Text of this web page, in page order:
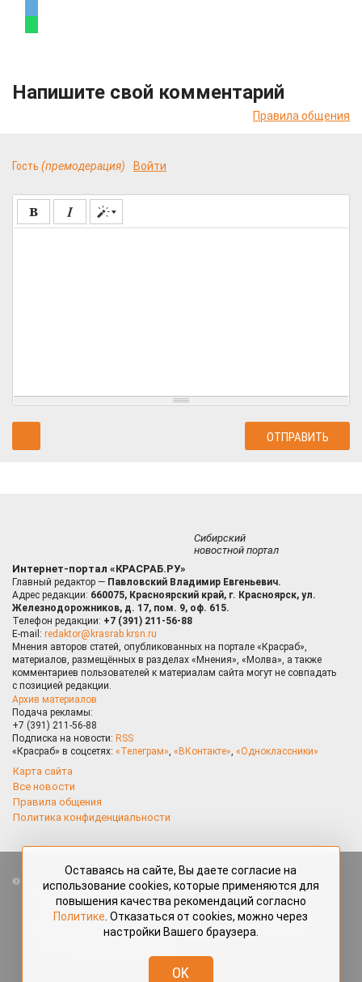
Напишите свой комментарий
Правила общения
Гость (премодерация) Войти
Сибирский
новостной портал
Интернет-портал «КРАСРАБ.РУ»
Главный редактор — Павловский Владимир Евгеньевич.
Адрес редакции: 660075, Красноярский край, г. Красноярск, ул.
Железнодорожников, д. 17, пом. 9, оф. 615.
Телефон редакции: +7 (391) 211-56-88
E-mail: redaktor@krasrab.krsn.ru
Мнения авторов статей, опубликованных на портале «Красраб»,
материалов, размещённых в разделах «Мнения», «Молва», а также
комментариев пользователей к материалам сайта могут не совпадать
с позицией редакции.
Архив материалов
Подача рекламы:
+7 (391) 211-56-88
Подписка на новости: RSS
«Красраб» в соцсетях: «Телеграм», «ВКонтакте», «Одноклассники»
Карта сайта
Все новости
Правила общения
Политика конфиденциальности
Все права защищены. Любые материалы, размещённые на портале
«Красраб.ру» сотрудниками редакции, нештатными авторами
и читателями, являются объектами авторского права. Полное или
частичное использование материалов, размещённых на портале
«Красраб.ру», допускается только с письменного согласия редакции
redaktor@krasrab.krsn.ru.
Оставаясь на сайте, Вы даете согласие на
использование cookies, которые применяются для
повышения качества рекомендаций согласно
Политике . Отказаться от cookies, можно через
настройки Вашего браузера.
OK